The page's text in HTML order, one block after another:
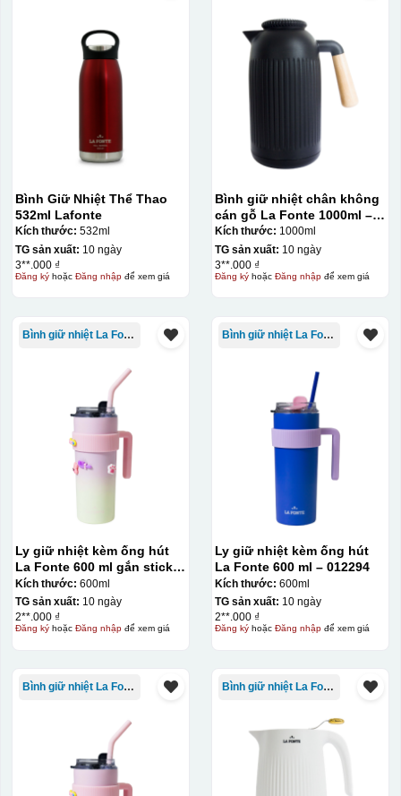
Bình Giữ Nhiệt Thể Thao
532ml Lafonte
Kích thước: 532ml
TG sản xuất: 10 ngày
3**.000 ₫
Đăng kýhoặc Đăng nhậpđể xem giá
Bình giữ nhiệt chân không
cán gỗ La Fonte 1000ml –
011679
Kích thước: 1000ml
TG sản xuất: 10 ngày
3**.000 ₫
Đăng kýhoặc Đăng nhậpđể xem giá
Bình giữ nhiệt La Fonte
Ly giữ nhiệt kèm ống hút
La Fonte 600 ml gắn sticker
– 012294
Kích thước: 600ml
TG sản xuất: 10 ngày
2**.000 ₫
Đăng kýhoặc Đăng nhậpđể xem giá
Bình giữ nhiệt La Fonte
Ly giữ nhiệt kèm ống hút
La Fonte 600 ml – 012294
Kích thước: 600ml
TG sản xuất: 10 ngày
2**.000 ₫
Đăng kýhoặc Đăng nhậpđể xem giá
Bình giữ nhiệt La Fonte Bình giữ nhiệt La Fonte